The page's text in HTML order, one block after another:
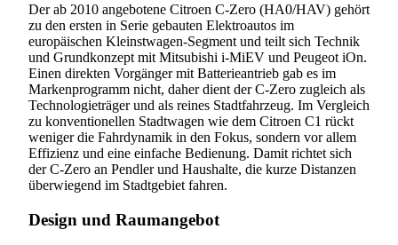
Der ab 2010 angebotene Citroen C-Zero (HA0/HAV) gehört
zu den ersten in Serie gebauten Elektroautos im
europäischen Kleinstwagen-Segment und teilt sich Technik
und Grundkonzept mit Mitsubishi i-MiEV und Peugeot iOn.
Einen direkten Vorgänger mit Batterieantrieb gab es im
Markenprogramm nicht, daher dient der C-Zero zugleich als
Technologieträger und als reines Stadtfahrzeug. Im Vergleich
zu konventionellen Stadtwagen wie dem Citroen C1 rückt
weniger die Fahrdynamik in den Fokus, sondern vor allem
Effizienz und eine einfache Bedienung. Damit richtet sich
der C-Zero an Pendler und Haushalte, die kurze Distanzen
überwiegend im Stadtgebiet fahren.
Design und Raumangebot